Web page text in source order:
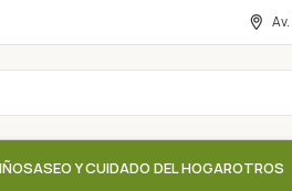
ASEO Y CUIDADO DEL HOGAROTROS